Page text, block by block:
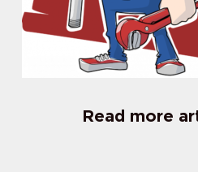
Read more